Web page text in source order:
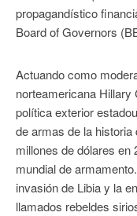
propagandístico
Board of Governors
Actuando como
norteamericana Hillary
política exterior
de armas de la
millones de dólares
mundial de
invasión de Libia y la
llamados rebeldes